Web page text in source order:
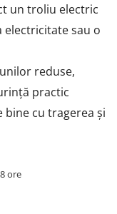
un troliu electric
electricitate sau o
reduse,
practic
bine cu tragerea și
ore